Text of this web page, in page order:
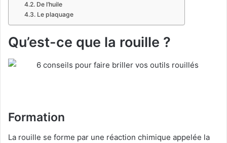
De l’huile
Le plaquage
Qu’est-ce que la rouille ?
Formation
La rouille se forme par une réaction chimique appelée la